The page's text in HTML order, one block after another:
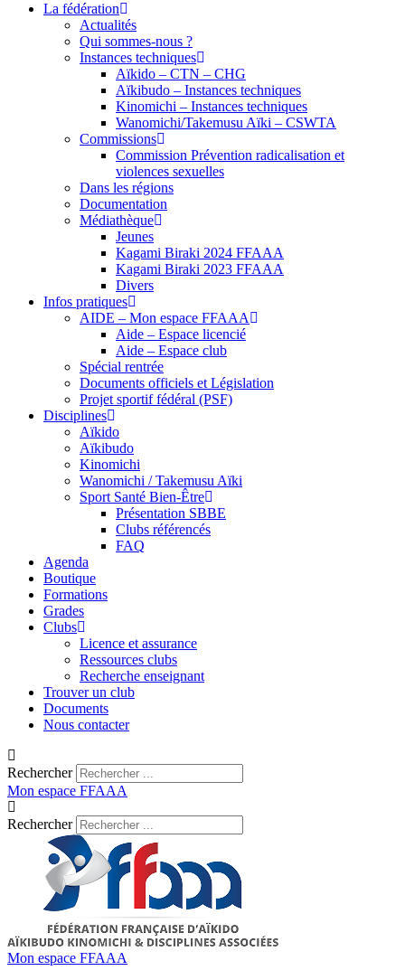
La fédération
Actualités
Qui sommes-nous ?
Instances techniques
Aïkido – CTN – CHG
Aïkibudo – Instances techniques
Kinomichi – Instances techniques
Wanomichi/Takemusu Aïki – CSWTA
Commissions
Commission Prévention radicalisation et
violences sexuelles
Dans les régions
Documentation
Médiathèque
Jeunes
Kagami Biraki 2024 FFAAA
Kagami Biraki 2023 FFAAA
Divers
Infos pratiques
AIDE – Mon espace FFAAA
Aide – Espace licencié
Aide – Espace club
Spécial rentrée
Documents officiels et Législation
Projet sportif fédéral (PSF)
Disciplines
Aïkido
Aïkibudo
Kinomichi
Wanomichi / Takemusu Aïki
Sport Santé Bien-Être
Présentation SBBE
Clubs référencés
FAQ
Agenda
Boutique
Formations
Grades
Clubs
Licence et assurance
Ressources clubs
Recherche enseignant
Trouver un club
Documents
Nous contacter
Rechercher
Mon espace FFAAA
Rechercher
Mon espace FFAAA